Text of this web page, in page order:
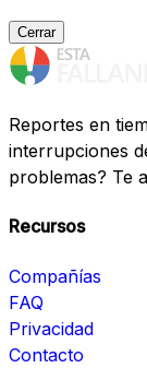
Cerrar
Reportes en
interrupciones
problemas? Te
Recursos
Compañías
FAQ
Privacidad
Contacto